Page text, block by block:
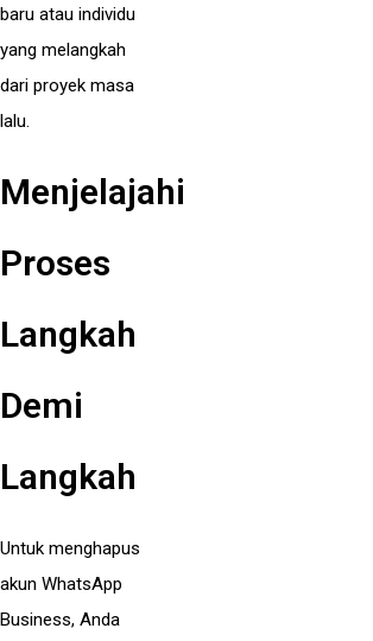
baru atau individu
yang melangkah
dari proyek masa
lalu.
Menjelajahi
Proses
Langkah
Demi
Langkah
Untuk menghapus
akun WhatsApp
Business, Anda